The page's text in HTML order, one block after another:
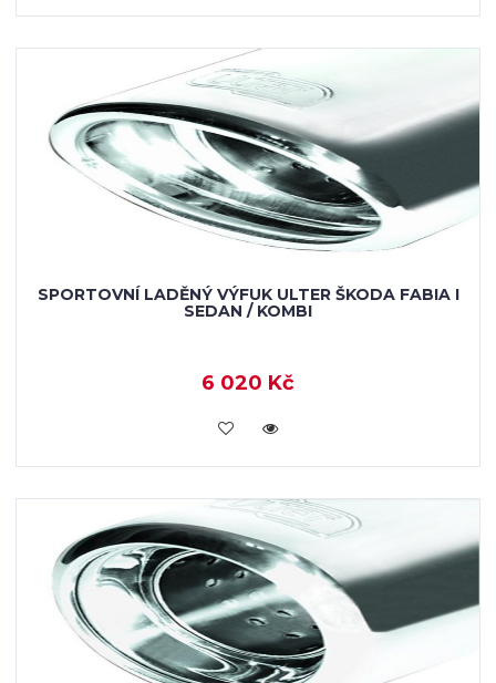
SPORTOVNÍ LADĚNÝ VÝFUK ULTER ŠKODA FABIA I
SEDAN / KOMBI
6 020 Kč
KOUPIT